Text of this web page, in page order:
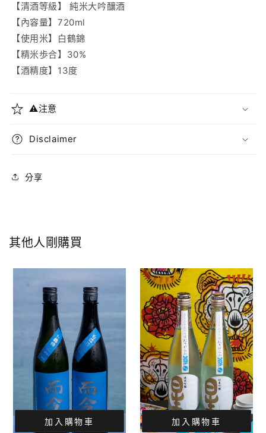
【清酒等級】
純米大吟釀酒
【內容量】720ml
【使用米】白鶴錦
【精米歩合】30%
【酒精度】13度
⚠️注意
Disclaimer
分享
其他人剛購買
加入購物車 加入購物車